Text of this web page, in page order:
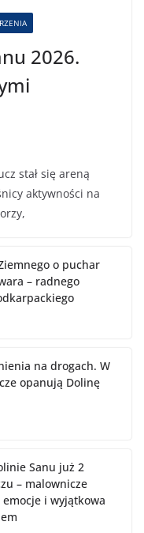
2026.
stał się areną
aktywności na
o puchar
– radnego
na drogach. W
opanują Dolinę
Sanu już 2
– malownicze
i wyjątkowa